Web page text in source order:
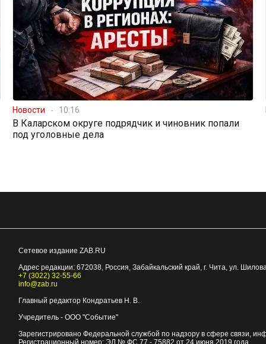
Новости 10:16
В Каларском округе подрядчик и чиновник попали
под уголовные дела
Сетевое издание ZAB.RU
Адрес редакции: 672038, Россия, Забайкальский край, г. Чита, ул.
+7 (3022) 32-55-66
info@zab.ru
Главный редактор Кондратьев Н. В.
Учредитель - ООО "Событие"
Зарегистрировано Федеральной службой по надзору в сфере связи,